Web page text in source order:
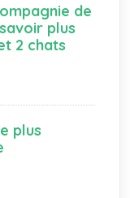
de
plus
2 chats
plus